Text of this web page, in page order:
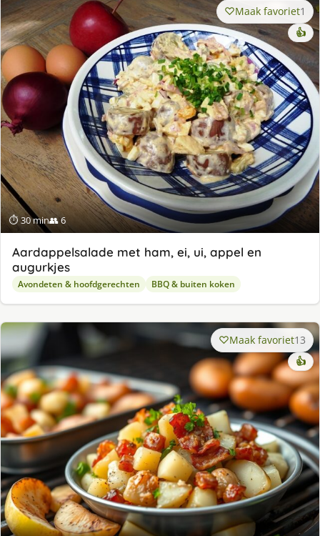
⏱ 30 min👥 6
Maak favoriet1
👍
Aardappelsalade met ham, ei, ui, appel en
augurkjes
Avondeten & hoofdgerechten BBQ & buiten koken
Maak favoriet13
👍